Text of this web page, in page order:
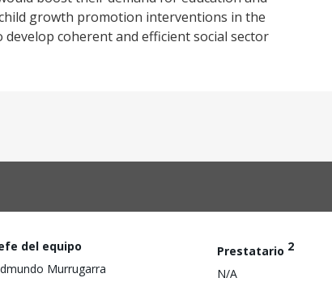
growth promotion interventions in the
develop coherent and efficient social sector
del equipo
Murrugarra
Prestatario 2
N/A